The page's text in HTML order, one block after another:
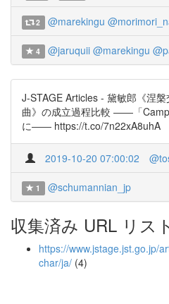
2 @marekingu
4 @jaruquii @marekingu
J-STAGE Articles - 黛敏郎《涅
曲》の成立過程比較 ――「
に―― https://t.co/7n22xA8uhA
2019-10-20 07:00:02
1 @schumannian_jp
収集済み URL リスト
https://www.jstage.jst.go.jp/
char/ja/ (4)